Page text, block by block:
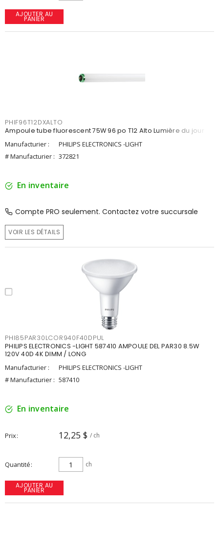
AJOUTER AU
PANIER
PHIF96T12DXALTO
Ampoule tube fluorescent 75W 96 po T12 Alto Lumière du jour
Manufacturier :
PHILIPS ELECTRONICS -LIGHT
# Manufacturier : 372821
En inventaire
Compte PRO seulement. Contactez votre succursale
VOIR LES DÉTAILS
PHI85PAR30LCOR940F40DPUL
PHILIPS ELECTRONICS -LIGHT 587410 AMPOULE DEL PAR30 8.5W
120V 40D 4K DIMM / LONG
Manufacturier :
PHILIPS ELECTRONICS -LIGHT
# Manufacturier : 587410
En inventaire
Prix 12,25 $ / ch
Quantité ch
AJOUTER AU
PANIER